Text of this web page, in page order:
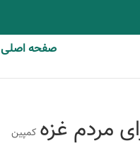
صفحه اصلی
مردم غزه کمپین